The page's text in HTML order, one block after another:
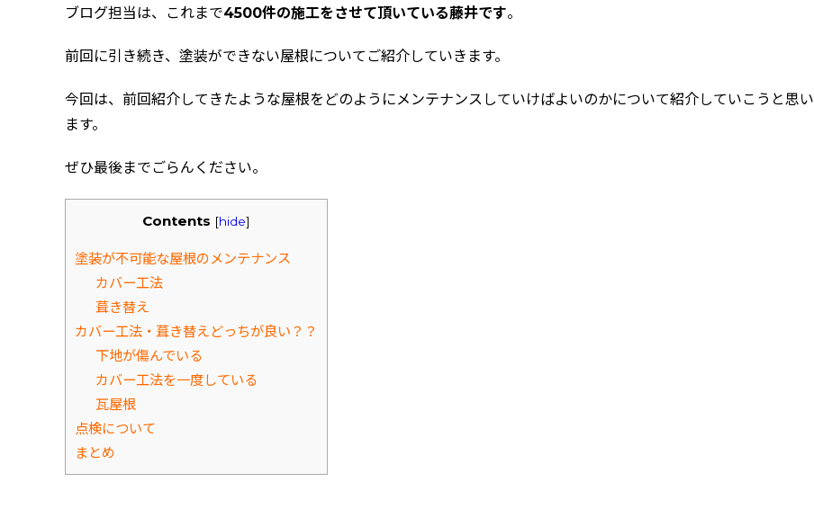
ブログ担当は、これまで4500件の施工をさせて頂いている藤井です。
前回に引き続き、塗装ができない屋根についてご紹介していきます。
今回は、前回紹介してきたような屋根をどのようにメンテナンスしていけばよいのかについて紹介していこうと思い
ます。
ぜひ最後までごらんください。
Contents [hide]
塗装が不可能な屋根のメンテナンス
カバー工法
葺き替え
カバー工法・葺き替えどっちが良い？？
下地が傷んでいる
カバー工法を一度している
瓦屋根
点検について
まとめ